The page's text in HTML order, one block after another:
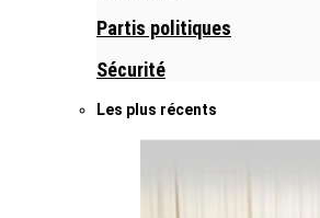
Partis politiques
Sécurité
Les plus récents